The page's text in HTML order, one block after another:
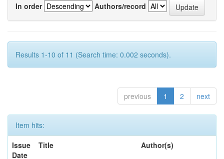
In order
Authors/record
Results 1-10 of 11 (Search time: 0.002 seconds).
previous 1 2 next
Item hits:
Issue
Date
Title Author(s)